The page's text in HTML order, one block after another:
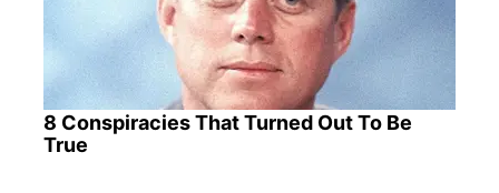
8 Conspiracies That Turned Out To Be
True